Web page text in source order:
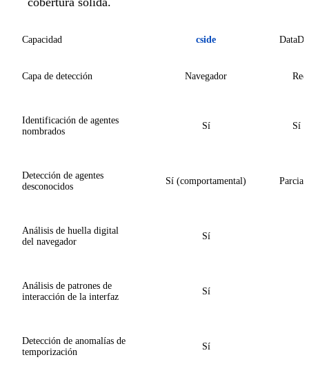
Capacidad cside
Capa de detección Navegador
Identificación de agentes
nombrados
Sí Sí
Detección de agentes
desconocidos
Sí (comportamental) Parcial
Análisis de huella digital
del navegador
Sí
Análisis de patrones de
interacción de la interfaz
Sí
Detección de anomalías de
temporización
Sí